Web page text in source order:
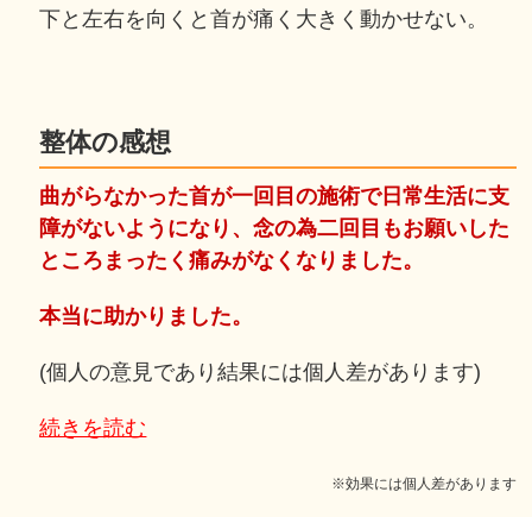
下と左右を向くと首が痛く大きく動かせない。
整体の感想
曲がらなかった首が一回目の施術で日常生活に支
障がないようになり、念の為二回目もお願いした
ところまったく痛みがなくなりました。
本当に助かりました。
(個人の意見であり結果には個人差があります)
続きを読む
※効果には個人差があります